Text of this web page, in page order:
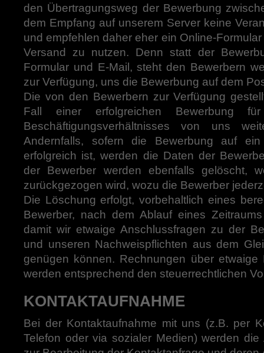
den Übertragungsweg der Bewerbung
dem Empfang auf unserem Server keine
und empfehlen daher eher ein Online-
Versand zu nutzen. Denn statt der
Formular und E-Mail, steht den Bewerbern
zur Verfügung, uns die Bewerbung auf dem
Die von den Bewerbern zur Verfügung
Fall einer erfolgreichen Bewerbung
Beschäftigungsverhältnisses von uns
Andernfalls, sofern die Bewerbung auf ein
erfolgreich ist, werden die Daten der
der Bewerber werden ebenfalls gelöscht,
zurückgezogen wird, wozu die Bewerber
Die Löschung erfolgt, vorbehaltlich eines
Bewerber, nach dem Ablauf eines
damit wir etwaige Anschlussfragen zu der
und unseren Nachweispflichten aus dem
genügen können. Rechnungen über etwaige
werden entsprechend den steuerrechtlichen
KONTAKTAUFNAHME
Bei der Kontaktaufnahme mit uns (z.B. per
Telefon oder via sozialer Medien) werden